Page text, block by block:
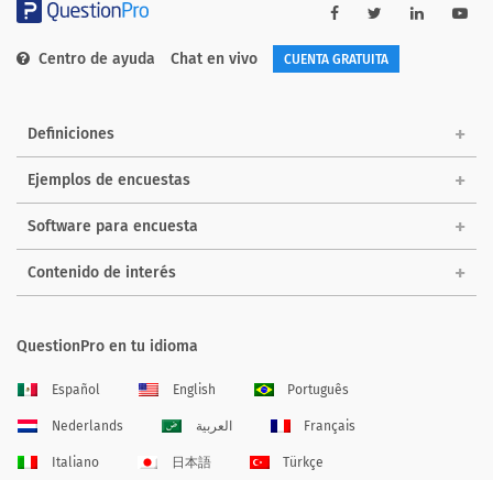
Centro de ayuda Chat en vivo CUENTA GRATUITA
Definiciones
Ejemplos de encuestas
Software para encuesta
Contenido de interés
QuestionPro en tu idioma
Español English Português
Nederlands العربية Français
Italiano 日本語 Türkçe